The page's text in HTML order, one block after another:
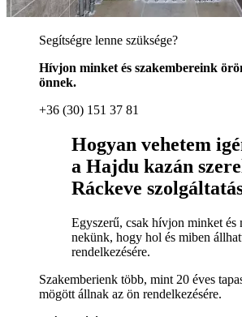
Segítségre lenne szüksége?
Hívjon minket és szakembereink
önnek.
+36 (30) 151 37 81
Hogyan vehetem
a Hajdu kazán
Ráckeve
Egyszerű, csak hívjon minket és
nekünk, hogy hol és miben
rendelkezésére.
Szakemberienk több, mint 20 éves
mögött állnak az ön rendelkezésére.